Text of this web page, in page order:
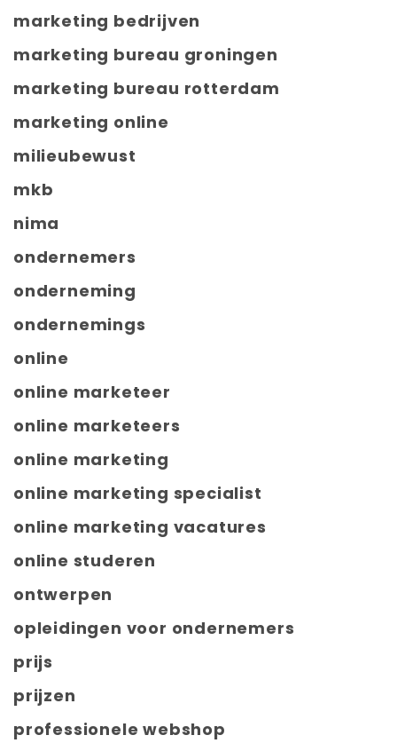
marketing bedrijven
marketing bureau groningen
marketing bureau rotterdam
marketing online
milieubewust
mkb
nima
ondernemers
onderneming
ondernemings
online
online marketeer
online marketeers
online marketing
online marketing specialist
online marketing vacatures
online studeren
ontwerpen
opleidingen voor ondernemers
prijs
prijzen
professionele webshop